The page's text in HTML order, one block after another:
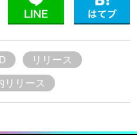
リリース
リリース